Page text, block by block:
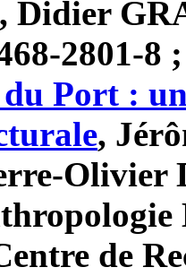
2801-8 ;
Port :
,
de